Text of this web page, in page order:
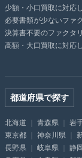
少額・小口買取に対応
必要書類が少ないファ
決算書不要のファクタ
高額・大口買取に対応
都道府県で探す
北海道 青森県 岩
東京都
神奈川県
長野県
岐阜県 静